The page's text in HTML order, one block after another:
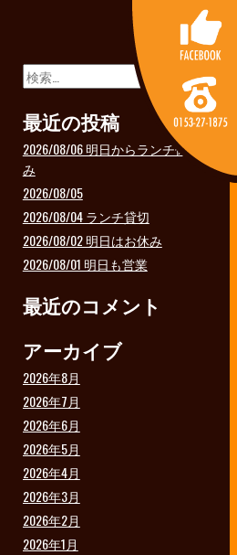
検
索:
最近の投稿
2026/08/06 明日からランチ休
み
2026/08/05
2026/08/04 ランチ貸切
2026/08/02 明日はお休み
2026/08/01 明日も営業
最近のコメント
アーカイブ
2026年8月
2026年7月
2026年6月
2026年5月
2026年4月
2026年3月
2026年2月
2026年1月